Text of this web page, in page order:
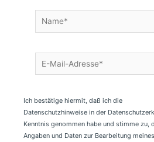
Name*
E-
Mail-
Ich bestätige hiermit, daß ich die
Datenschutzhinweise in der
Kenntnis genommen habe und stimme zu,
Angaben und Daten zur Bearbeitung meines